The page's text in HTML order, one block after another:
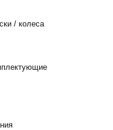
/ колеса